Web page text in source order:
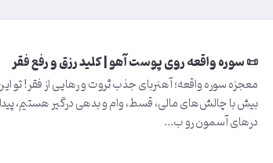
📜 سوره واقعه روی پوست آهو | کلید رزق و رفع فقر
معجزه سوره واقعه؛ آهنربای جذب ثروت و رهایی از فقر!
بیش با چالش‌های مالی، قسط، وام و بدهی درگیر هستیم،
درهای آسمون رو ب...